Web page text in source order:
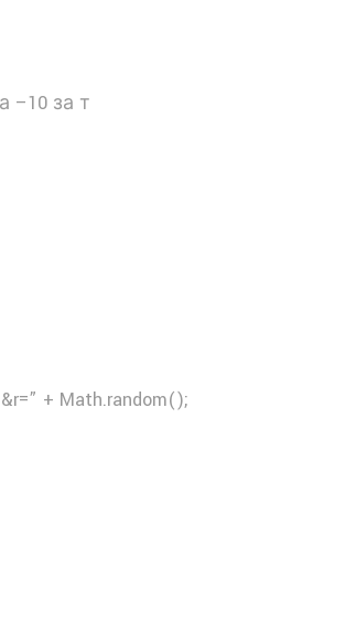
+ Math.random();